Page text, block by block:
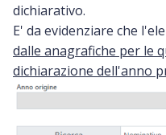
dichiarativo.
E' da evidenziare che
dalle anagrafiche per le
dichiarazione dell'anno